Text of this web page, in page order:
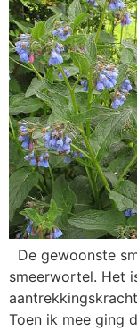
De gewoonste
smeerwortel. Het
Toen ik mee ging